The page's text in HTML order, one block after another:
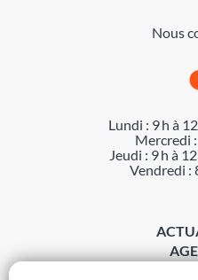
Nous
Lundi : 9 h à
Mercredi :
Jeudi : 9 h à
Vendredi :